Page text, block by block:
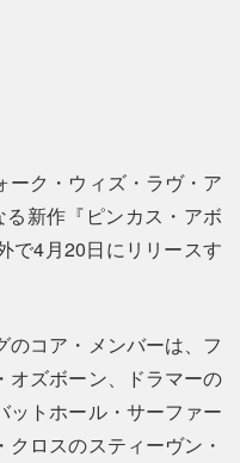
ーク・ウィズ・ラヴ・ア
新作『ピンカス・アボ
で4月20日にリリースす
のコア・メンバーは、フ
オズボーン、ドラマーの
ットホール・サーファー
ロスのスティーヴン・